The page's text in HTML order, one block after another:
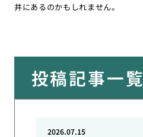
井にあるのかもしれません。
投稿記事一覧
2026.07.15